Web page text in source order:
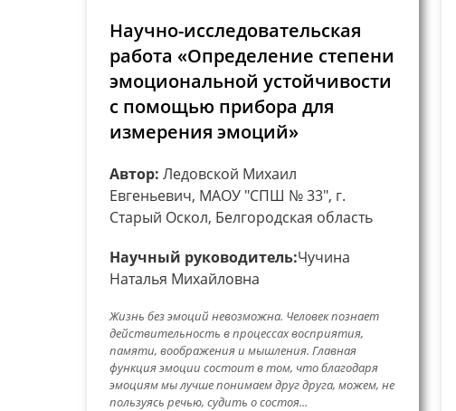
Научно-исследовательская
работа «Определение степени
эмоциональной устойчивости
с помощью прибора для
измерения эмоций»
Автор: Ледовской Михаил
Евгеньевич, МАОУ "СПШ № 33", г.
Старый Оскол, Белгородская область
Научный руководитель:Чучина
Наталья Михайловна
Жизнь без эмоций невозможна. Человек познает
действительность в процессах восприятия,
памяти, воображения и мышления. Главная
функция эмоции состоит в том, что благодаря
эмоциям мы лучше понимаем друг друга, можем, не
пользуясь речью, судить о состоя...